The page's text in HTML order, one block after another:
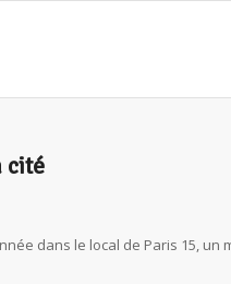
cité
dans le local de Paris 15,